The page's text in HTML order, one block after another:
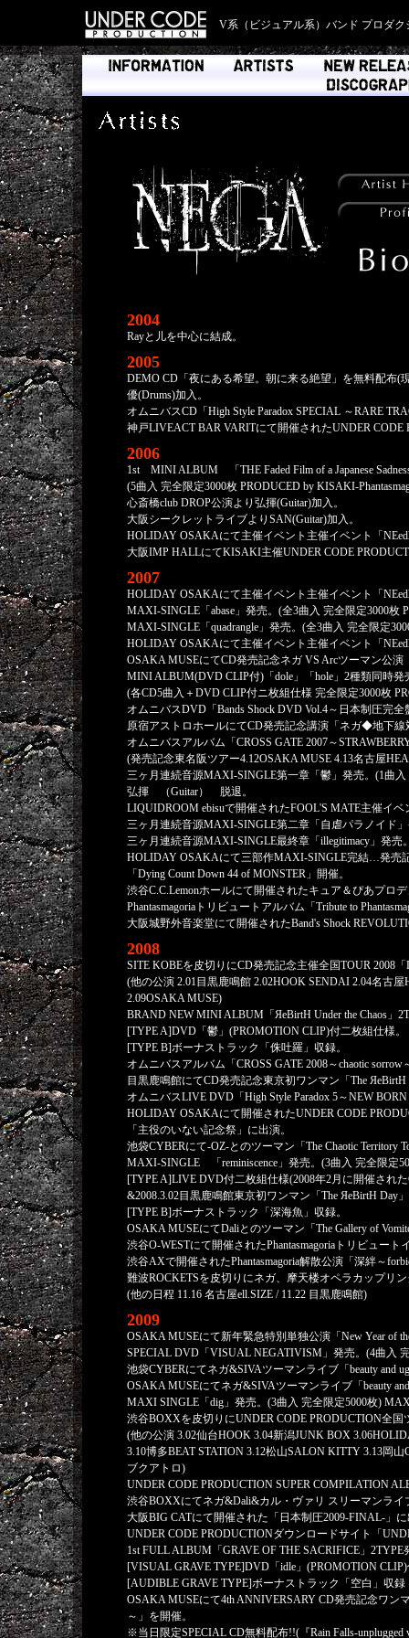
V系（ビジュアル系）バンド プロダク
2004
Rayと儿を中心に結成。
2005
DEMO CD「夜にある希望。朝に来る絶望」を無料配布(
優(Drums)加入。
オムニバスCD「High Style Paradox SPECIAL ～RARE
神戸LIVEACT BAR VARITにて開催されたUNDER
2006
1st MINI ALBUM 「THE Faded Film of a Japanese
(5曲入 完全限定3000枚 PRODUCED by KISAKI-
心斎橋club DROP公演より弘揮(Guitar)加入。
大阪シークレットライブよりSAN(Guitar)加入。
HOLIDAY OSAKAにて主催イベント主催イベント「
大阪IMP HALLにてKISAKI主催UNDER CODE
2007
HOLIDAY OSAKAにて主催イベント主催イベント「
MAXI-SINGLE「abase」発売。(全3曲入 完全限定3000枚
MAXI-SINGLE「quadrangle」発売。(全3曲入 完全限定
HOLIDAY OSAKAにて主催イベント主催イベント「
OSAKA MUSEにてCD発売記念ネガ VS Arcツーマン公
MINI ALBUM(DVD CLIP付)「dole」「hole」2種類同時発
(各CD5曲入＋DVD CLIP付ニ枚組仕様 完全限定3000枚
オムニバスDVD「Bands Shock DVD Vol.4～日本制圧完
原宿アストロホールにてCD発売記念講演「ネガ◆地下
オムニバスアルバム「CROSS GATE 2007～
(発売記念東名阪ツアー4.12OSAKA MUSE 4.13名古屋
三ヶ月連続音源MAXI-SINGLE第一章「鬱」発売。(1曲入
弘揮 （Guitar） 脱退。
LIQUIDROOM ebisuで開催されたFOOL'S MATE主催イベ
三ヶ月連続音源MAXI-SINGLE第二章「自虐パラノイド
三ヶ月連続音源MAXI-SINGLE最終章「illegitimacy」発売
HOLIDAY OSAKAにて三部作MAXI-SINGLE完結…発売
「Dying Count Down 44 of MONSTER」開催。
渋谷C.C.Lemonホールにて開催されたキュア＆ぴあプロ
Phantasmagoriaトリビュートアルバム「Tribute to
大阪城野外音楽堂にて開催されたBand's Shock
2008
SITE KOBEを皮切りにCD発売記念主催全国TOUR 2008「
(他の公演 2.01目黒鹿鳴館 2.02HOOK SENDAI 2.04名古
2.09OSAKA MUSE)
BRAND NEW MINI ALBUM「ЯeBirtH Under the Chaos」
[TYPE A]DVD「鬱」(PROMOTION CLIP)付二枚組仕様。
[TYPE B]ボーナストラック「侏吐羅」収録。
オムニバスアルバム「CROSS GATE 2008～chaotic
目黒鹿鳴館にてCD発売記念東京初ワンマン「The
オムニバスLIVE DVD「High Style Paradox 5～NEW
HOLIDAY OSAKAにて開催されたUNDER CODE
「主役のいない記念祭」に出演。
池袋CYBERにて-OZ-とのツーマン「The Chaotic Territory
MAXI-SINGLE 「reminiscence」発売。(3曲入 完全限定
[TYPE A]LIVE DVD付二枚組仕様(2008年2月に開催され
&2008.3.02目黒鹿鳴館東京初ワンマン「The ЯeBirtH Day
[TYPE B]ボーナストラック「深海魚」収録。
OSAKA MUSEにてDaliとのツーマン「The Gallery of
渋谷O-WESTにて開催されたPhantasmagoriaトリビュート
渋谷AXで開催されたPhantasmagoria解散公演「深絆～
難波ROCKETSを皮切りにネガ、摩天楼オペラカップリ
(他の日程 11.16 名古屋ell.SIZE / 11.22 目黒鹿鳴館)
2009
OSAKA MUSEにて新年緊急特別単独公演「New Year of
SPECIAL DVD「VISUAL NEGATIVISM」発売。(4曲入
池袋CYBERにてネガ&SIVAツーマンライブ「beauty and
OSAKA MUSEにてネガ&SIVAツーマンライブ「beauty
MAXI SINGLE「dig」発売。(3曲入 完全限定5000枚)
渋谷BOXXを皮切りにUNDER CODE PRODUCTION全国
(他の公演 3.02仙台HOOK 3.04新潟JUNK BOX
3.10博多BEAT STATION 3.12松山SALON KITTY 3.13岡
ブクアトロ)
UNDER CODE PRODUCTION SUPER COMPILATION
渋谷BOXXにてネガ&Dali&カル・ヴァリ スリーマンラ
大阪BIG CATにて開催された「日本制圧2009-FINAL-」
UNDER CODE PRODUCTIONダウンロードサイト「
1st FULL ALBUM「GRAVE OF THE SACRIFICE」
[VISUAL GRAVE TYPE]DVD「idle」(PROMOTION
[AUDIBLE GRAVE TYPE]ボーナストラック「空白」収録
OSAKA MUSEにて4th ANNIVERSARY CD発売記念ワン
～」を開催。
※当日限定SPECIAL CD無料配布!!(『Rain Falls-